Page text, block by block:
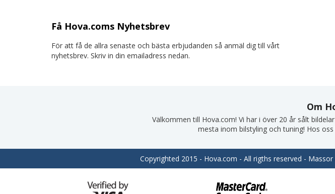
Få Hova.coms Nyhetsbrev
För att få de allra senaste och bästa erbjudanden så anmäl dig till vårt
nyhetsbrev. Skriv in din emailadress nedan.
Om
Välkommen till Hova.com! Vi har i över 20 år sålt
mesta inom bilstyling och tuning! Hos
Copyrighted 2015 - Hova.com - All rigths reserved -